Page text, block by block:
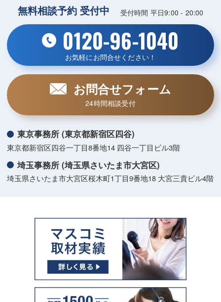
無料相談予約 受付中 受付時間 平日9:00 - 20:00
0120-96-1040
お気軽にお問合せください！
お問合せフォーム
24時間相談受付
東京事務所 (東京都新宿区四谷)
東京都新宿区四谷一丁目8番地14 四谷一丁目ビル3階
埼玉事務所 (埼玉県さいたま市大宮区)
埼玉県さいたま市大宮区桜木町1丁目9番地18 大宮三貴ビル4階